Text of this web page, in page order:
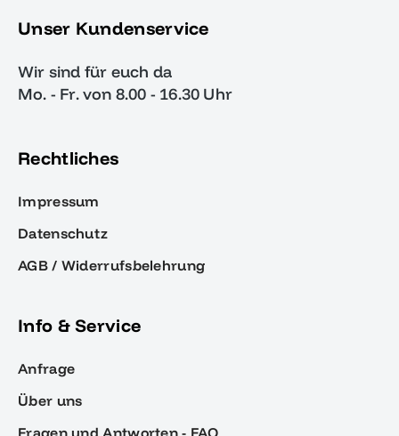
Unser Kundenservice
Wir sind für euch da
Mo. - Fr. von 8.00 - 16.30 Uhr
Rechtliches
Impressum
Datenschutz
AGB / Widerrufsbelehrung
Info & Service
Anfrage
Über uns
Fragen und Antworten - FAQ